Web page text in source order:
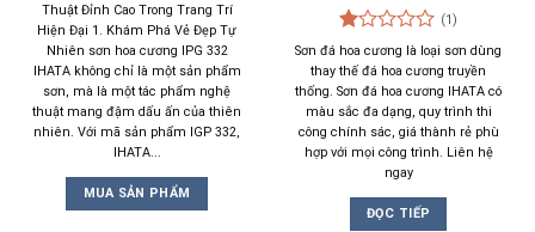
Thuật Đỉnh Cao Trong Trang Trí
Hiện Đại 1. Khám Phá Vẻ Đẹp Tự
Nhiên sơn hoa cương IPG 332
IHATA không chỉ là một sản phẩm
sơn, mà là một tác phẩm nghệ
thuật mang đậm dấu ấn của thiên
nhiên. Với mã sản phẩm IGP 332,
IHATA...
MUA SẢN PHẨM
Được
xếp
hạng
1.00
5
sao
(1)
Sơn đá hoa cương là loại sơn dùng
thay thế đá hoa cương truyền
thống. Sơn đá hoa cương IHATA có
màu sắc đa dạng, quy trình thi
công chính sác, giá thành rẻ phù
hợp với mọi công trình. Liên hệ
ngay
ĐỌC TIẾP